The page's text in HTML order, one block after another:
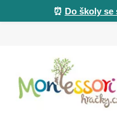
⏰ Do školy se